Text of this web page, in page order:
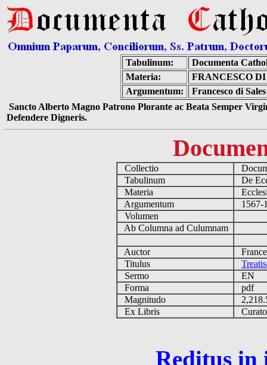
Tabulinum:
Documenta
Materia:
FRANCESCO
Argumentum:
Francesco di
Sancto Alberto Magno Patrono Plorante ac Beata Semper
Defendere Digneris.
Collectio
Tabulinum
De
Materia
Argumentum
1567-
Volumen
Ab Columna ad Culumnam
Auctor
Titulus
Sermo
EN
Forma
pdf
Magnitudo
Ex Libris
Reditus in